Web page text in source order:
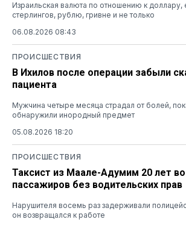
Израильская валюта по отношению к доллару,
стерлингов, рублю, гривне и не только
06.08.2026 08:43
ПРОИСШЕСТВИЯ
В Ихилов после операции забыли
пациента
Мужчина четыре месяца страдал от болей,
обнаружили инородный предмет
05.08.2026 18:20
ПРОИСШЕСТВИЯ
Таксист из Маале-Адумим 20 лет
пассажиров без водительских прав
Нарушителя восемь раз задерживали
он возвращался к работе